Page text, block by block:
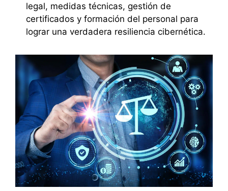
legal, medidas técnicas, gestión de
certificados y formación del personal para
lograr una verdadera resiliencia cibernética.